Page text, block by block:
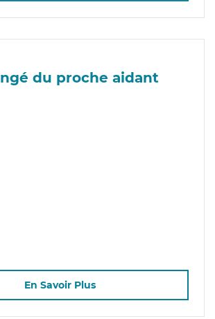
du proche aidant
En Savoir Plus